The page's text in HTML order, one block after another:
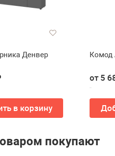
Денвер
в корзину
Комод
от 5
покупают